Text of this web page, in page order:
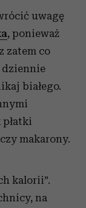
uwagę
, ponieważ
zatem co
dziennie
białego.
makarony.
kalorii”.
na